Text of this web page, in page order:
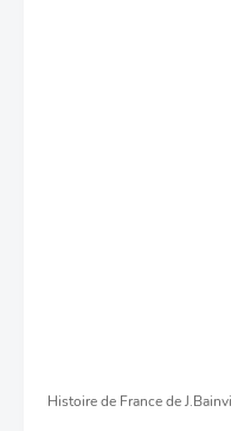
Histoire de France de